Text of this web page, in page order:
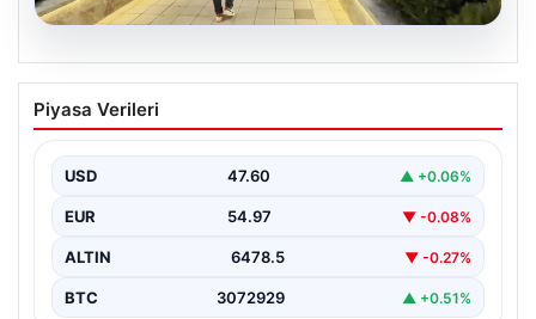
05.08.2026
Menderes Belediyesi Soruşturmasında
Firari Başkan Yardımcısı Yakalandı
soruşturma kapsamında, Belediye Başkan Yardımcısı
Rüzgar Sönmez,…
Piyasa Verileri
USD 47.60 ▲ +0.06%
EUR 54.97 ▼ -0.08%
ALTIN 6478.5 ▼ -0.27%
BTC 3072929 ▲ +0.51%